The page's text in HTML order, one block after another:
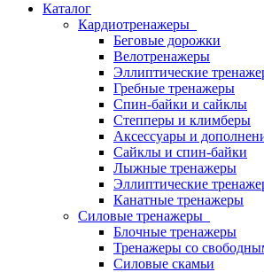
Каталог
Кардиотренажеры
Беговые дорожки
Велотренажеры
Эллиптические
Гребные тренажеры
Спин-байки и сайклы
Степперы и климберы
Аксессуары и
Сайклы и спин-байки
Лыжные тренажеры
Эллиптические
Канатные тренажеры
Силовые тренажеры
Блочные тренажеры
Тренажеры со
Силовые скамьи